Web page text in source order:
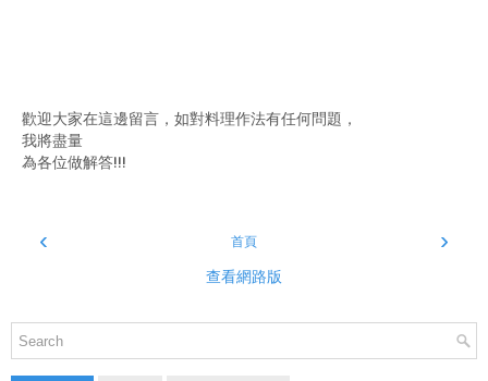
歡迎大家在這邊留言，如對料理作法有任何問題，
我將盡量
為各位做解答!!!
‹ ›
首頁
查看網路版